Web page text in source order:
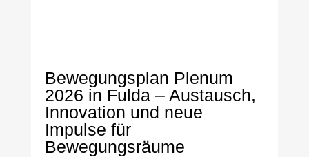
Bewegungsplan Plenum
2026 in Fulda – Austausch,
Innovation und neue
Impulse für
Bewegungsräume